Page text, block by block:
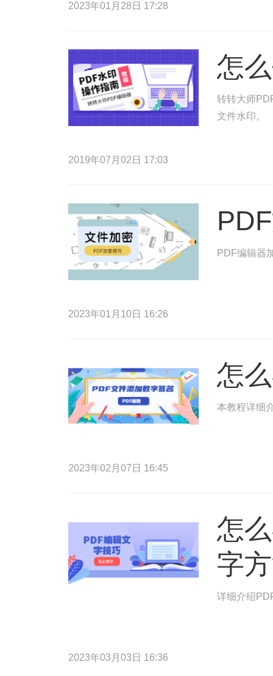
2023年01月28日 17:28
怎
转转大师
文件水印。
2019年07月02日 17:03
PDF编辑器
2023年01月10日 16:26
怎
本教程详细
2023年02月07日 16:45
怎
字
详细介绍
2023年03月03日 16:36